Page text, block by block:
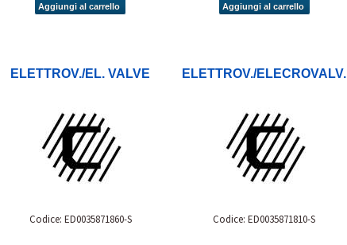
Aggiungi al carrello Aggiungi al carrello
ELETTROV./EL. VALVE
Codice: ED0035871860-S
ELETTROV./ELECROVALV.
Codice: ED0035871810-S